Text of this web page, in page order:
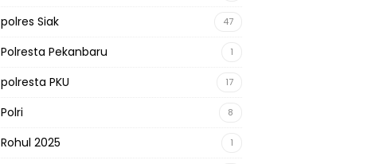
polres Siak 47
Polresta Pekanbaru 1
polresta PKU 17
Polri 8
Rohul 2025 1